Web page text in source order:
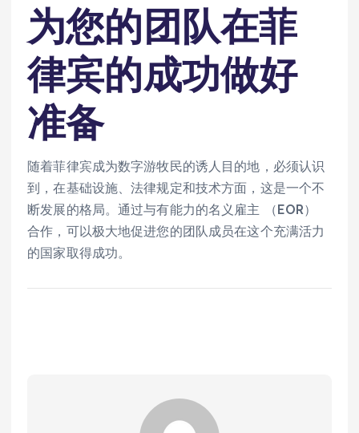
为您的团队在菲
律宾的成功做好
准备
随着菲律宾成为数字游牧民的诱人目的地，必须认识
到，在基础设施、法律规定和技术方面，这是一个不
断发展的格局。通过与有能力的名义雇主 （EOR）
合作，可以极大地促进您的团队成员在这个充满活力
的国家取得成功。